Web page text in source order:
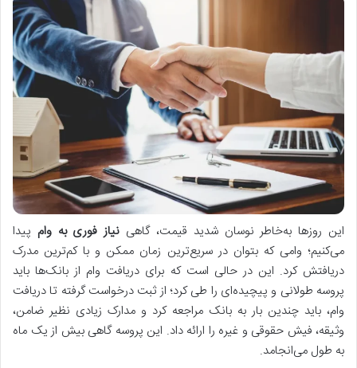
این روزها به‌خاطر نوسان شدید قیمت، گاهی نیاز فوری به وام پیدا
می‌کنیم؛ وامی که بتوان در سریع‌ترین زمان ممکن و با کم‌ترین مدرک
دریافتش کرد. این در حالی است که برای دریافت وام از بانک‌ها باید
پروسه طولانی و پیچیده‌ای را طی کرد؛ از ثبت درخواست گرفته تا دریافت
وام، باید چندین بار به بانک مراجعه کرد و مدارک زیادی نظیر ضامن،
وثیقه، فیش حقوقی و غیره را ارائه داد. این پروسه گاهی بیش از یک ماه
به طول می‌انجامد.